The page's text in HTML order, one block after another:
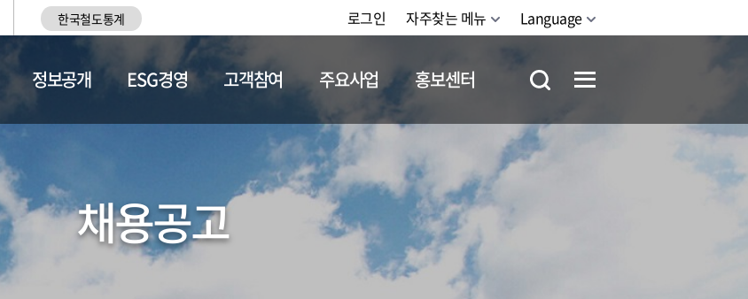
한국철도통계 로그인 자주찾는 메뉴 Language
채용정보
정보공개 ESG경영 고객참여 주요사업 홍보센터
채용공고